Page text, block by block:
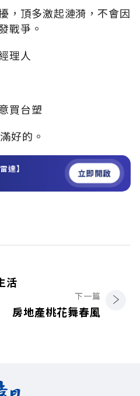
，頂多激起漣漪，不會因
戰爭。
理人
買台塑
好的。
達】 立即開啟
活
下一篇
房地產桃花舞春風